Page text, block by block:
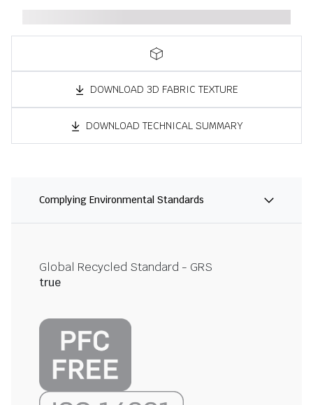
DOWNLOAD 3D FABRIC TEXTURE
DOWNLOAD TECHNICAL SUMMARY
Complying Environmental Standards
Global Recycled Standard - GRS
true